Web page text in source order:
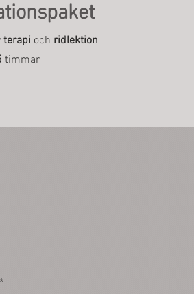
terapi och ridlektion
timmar